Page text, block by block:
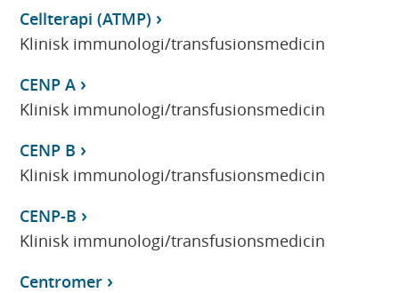
Cellterapi (ATMP)
Klinisk immunologi/transfusionsmedicin
CENP A
Klinisk immunologi/transfusionsmedicin
CENP B
Klinisk immunologi/transfusionsmedicin
CENP-B
Klinisk immunologi/transfusionsmedicin
Centromer